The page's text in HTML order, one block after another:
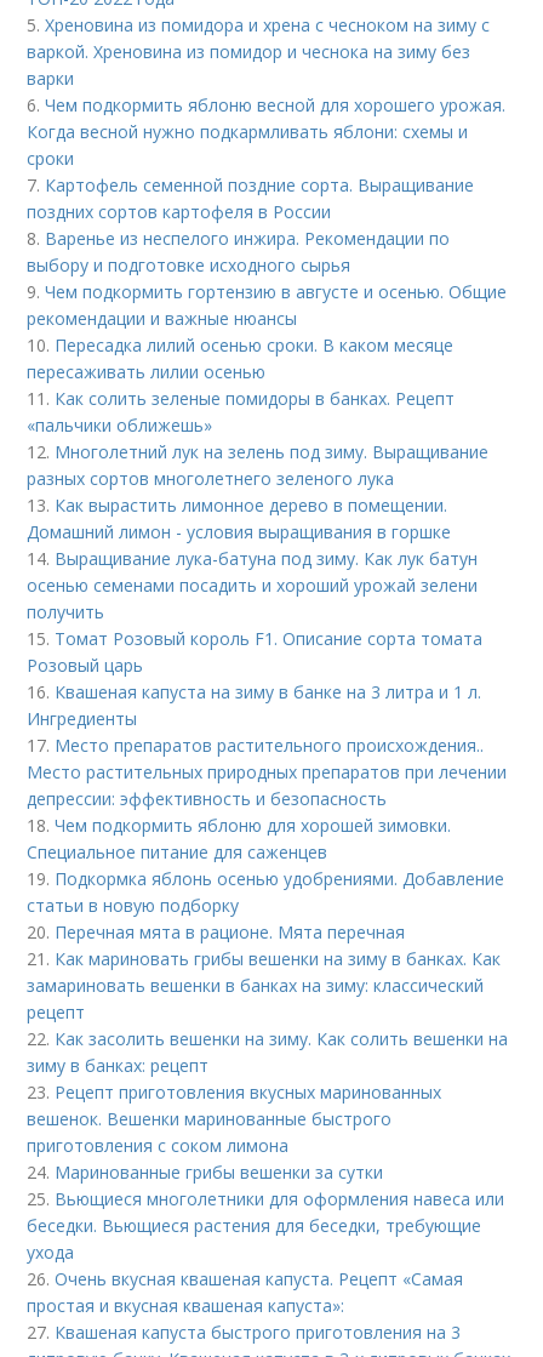
5.Хреновина из помидора и хрена с чесноком на зиму с
варкой. Хреновина из помидор и чеснока на зиму без
варки
6.Чем подкормить яблоню весной для хорошего урожая.
Когда весной нужно подкармливать яблони: схемы и
сроки
7. Картофель семенной поздние сорта. Выращивание
поздних сортов картофеля в России
8. Варенье из неспелого инжира. Рекомендации по
выбору и подготовке исходного сырья
9.Чем подкормить гортензию в августе и осенью. Общие
рекомендации и важные нюансы
10. Пересадка лилий осенью сроки. В каком месяце
пересаживать лилии осенью
11. Как солить зеленые помидоры в банках. Рецепт
«пальчики оближешь»
12. Многолетний лук на зелень под зиму. Выращивание
разных сортов многолетнего зеленого лука
13. Как вырастить лимонное дерево в помещении.
Домашний лимон - условия выращивания в горшке
14. Выращивание лука-батуна под зиму. Как лук батун
осенью семенами посадить и хороший урожай зелени
получить
15. Томат Розовый король F1. Описание сорта томата
Розовый царь
16. Квашеная капуста на зиму в банке на 3 литра и 1 л.
Ингредиенты
17. Место препаратов растительного происхождения..
Место растительных природных препаратов при лечении
депрессии: эффективность и безопасность
18.Чем подкормить яблоню для хорошей зимовки.
Специальное питание для саженцев
19. Подкормка яблонь осенью удобрениями. Добавление
статьи в новую подборку
20. Перечная мята в рационе. Мята перечная
21. Как мариновать грибы вешенки на зиму в банках. Как
замариновать вешенки в банках на зиму: классический
рецепт
22. Как засолить вешенки на зиму. Как солить вешенки на
зиму в банках: рецепт
23. Рецепт приготовления вкусных маринованных
вешенок. Вешенки маринованные быстрого
приготовления с соком лимона
24. Маринованные грибы вешенки за сутки
25. Вьющиеся многолетники для оформления навеса или
беседки. Вьющиеся растения для беседки, требующие
ухода
26.Очень вкусная квашеная капуста. Рецепт «Самая
простая и вкусная квашеная капуста»:
27. Квашеная капуста быстрого приготовления на 3